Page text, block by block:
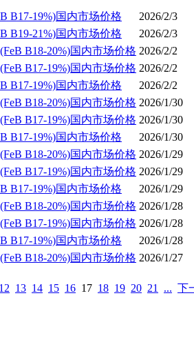
B17-19%)国内市场价格
2026/2/3
B19-21%)国内市场价格
2026/2/3
B18-20%)国内市场价格 2026/2/2
B17-19%)国内市场价格 2026/2/2
B17-19%)国内市场价格
2026/2/2
B18-20%)国内市场价格 2026/1/30
B17-19%)国内市场价格 2026/1/30
B17-19%)国内市场价格
2026/1/30
B18-20%)国内市场价格 2026/1/29
B17-19%)国内市场价格 2026/1/29
B17-19%)国内市场价格
2026/1/29
B18-20%)国内市场价格 2026/1/28
B17-19%)国内市场价格 2026/1/28
B17-19%)国内市场价格
2026/1/28
B18-20%)国内市场价格 2026/1/27
12 13 14 15 16 17 18 19 20 21 ... 下